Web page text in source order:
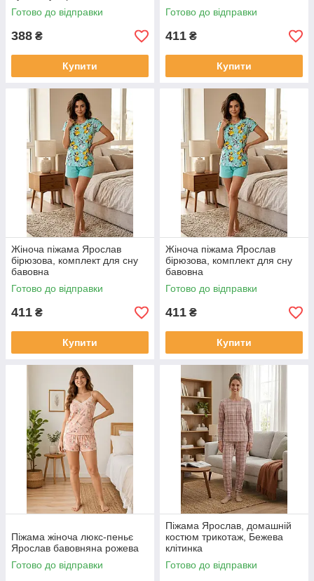
Готово до відправки
388 ₴
Купити
Готово до відправки
411 ₴
Купити
Жіноча піжама Ярослав
бірюзова, комплект для сну
бавовна
Готово до відправки
411 ₴
Купити
Жіноча піжама Ярослав
бірюзова, комплект для сну
бавовна
Готово до відправки
411 ₴
Купити
Піжама жіноча люкс-пеньє
Ярослав бавовняна рожева
Готово до відправки
Піжама Ярослав, домашній
костюм трикотаж, Бежева
клітинка
Готово до відправки